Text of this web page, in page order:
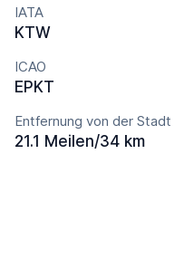
IATA
KTW
ICAO
EPKT
Entfernung von der Stadt
21.1 Meilen/34 km